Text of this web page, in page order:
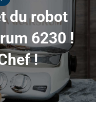
du robot
6230 !
!